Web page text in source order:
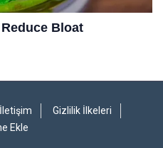
İletişim
Gizlilik İlkeleri
Ekle